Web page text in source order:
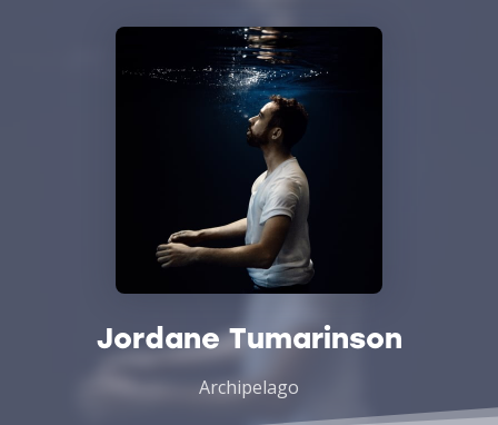
Jordane Tumarinson
Archipelago